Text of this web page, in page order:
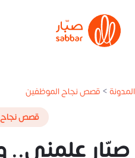
المدونة> قصص نجاح الموظفين
قصص نجاح
صبّار علمني..